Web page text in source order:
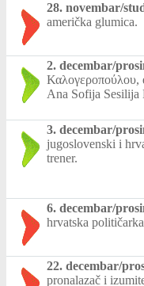
28. novembar/
američka glumica.
2. decembar/
Καλογεροπούλου,
Ana Sofija Sesilija
3. decembar/
jugoslovenski i
trener.
6. decembar/
hrvatska
22. decembar/
pronalazač i